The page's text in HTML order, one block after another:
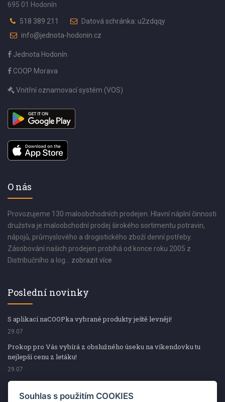
695 01 Hodonín
518 389 211
Datová schránka: u2zdqqy
info@jednota-hodonin.cz
Jednota Hodonín
COOP Morava
Vnitřní oznamovací systém (VOS)
O nás
Provozujeme 130 maloobchodních prodejen. Hlavní náplní činnosti
družstva je maloobchodní prodej širokého sortimentu potravin,
nápojů, průmyslového a drogistického zboží denní potřeby.
Zásobování našich prodejen probíhá od konce roku 2005 z
Distribučního a log... zobrazit více
Poslední novinky
S aplikací naCOOPka vybrané produkty ještě levněji!
29.07
Prokop pro Vás vybírá z obslužného úseku na víkendovku tu
nejlepší cenu z letáku!
29.07
Prokop pro Vás vybírá z obslužného úseku na víkendovku tu
nejlepší cenu z letáku!
Souhlas s použitím COOKIES